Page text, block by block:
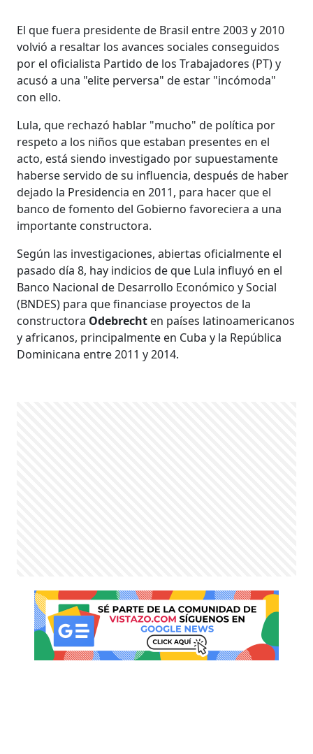
El que fuera presidente de Brasil entre 2003 y 2010
volvió a resaltar los avances sociales conseguidos
por el oficialista Partido de los Trabajadores (PT) y
acusó a una "elite perversa" de estar "incómoda"
con ello.
Lula, que rechazó hablar "mucho" de política por
respeto a los niños que estaban presentes en el
acto, está siendo investigado por supuestamente
haberse servido de su influencia, después de haber
dejado la Presidencia en 2011, para hacer que el
banco de fomento del Gobierno favoreciera a una
importante constructora.
Según las investigaciones, abiertas oficialmente el
pasado día 8, hay indicios de que Lula influyó en el
Banco Nacional de Desarrollo Económico y Social
(BNDES) para que financiase proyectos de la
constructora Odebrecht en países latinoamericanos
y africanos, principalmente en Cuba y la República
Dominicana entre 2011 y 2014.